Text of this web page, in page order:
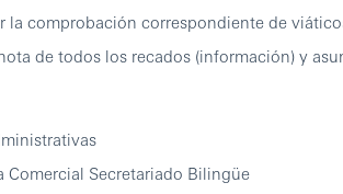
correspondiente de viáticos
todos los recados (información) y
Secretariado Bilingüe